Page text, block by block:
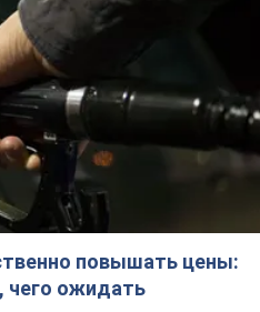
повышать цены:
чего ожидать